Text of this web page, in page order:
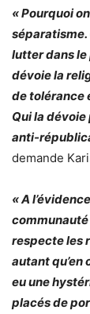
« Pourquoi
séparatisme.
lutter dans
dévoie la
de tolérance
Qui la
anti-
demande
« A
respecte les
autant qu’en
eu une
placés de